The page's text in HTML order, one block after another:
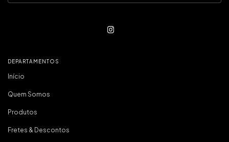
DEPARTAMENTOS
Início
Quem Somos
Produtos
Fretes & Descontos